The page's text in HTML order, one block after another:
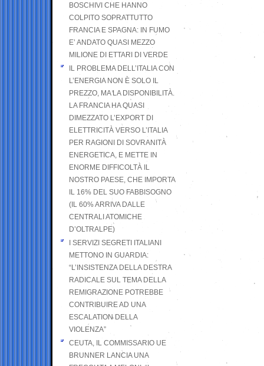
BOSCHIVI CHE HANNO
COLPITO SOPRATTUTTO
FRANCIA E SPAGNA: IN FUMO
E’ ANDATO QUASI MEZZO
MILIONE DI ETTARI DI VERDE
IL PROBLEMA DELL’ITALIA CON
L’ENERGIA NON È SOLO IL
PREZZO, MA LA DISPONIBILITÀ.
LA FRANCIA HA QUASI
DIMEZZATO L’EXPORT DI
ELETTRICITÀ VERSO L’ITALIA
PER RAGIONI DI SOVRANITÀ
ENERGETICA, E METTE IN
ENORME DIFFICOLTÀ IL
NOSTRO PAESE, CHE IMPORTA
IL 16% DEL SUO FABBISOGNO
(IL 60% ARRIVA DALLE
CENTRALI ATOMICHE
D’OLTRALPE)
I SERVIZI SEGRETI ITALIANI
METTONO IN GUARDIA:
“L’INSISTENZA DELLA DESTRA
RADICALE SUL TEMA DELLA
REMIGRAZIONE POTREBBE
CONTRIBUIRE AD UNA
ESCALATION DELLA
VIOLENZA”
CEUTA, IL COMMISSARIO UE
BRUNNER LANCIA UNA